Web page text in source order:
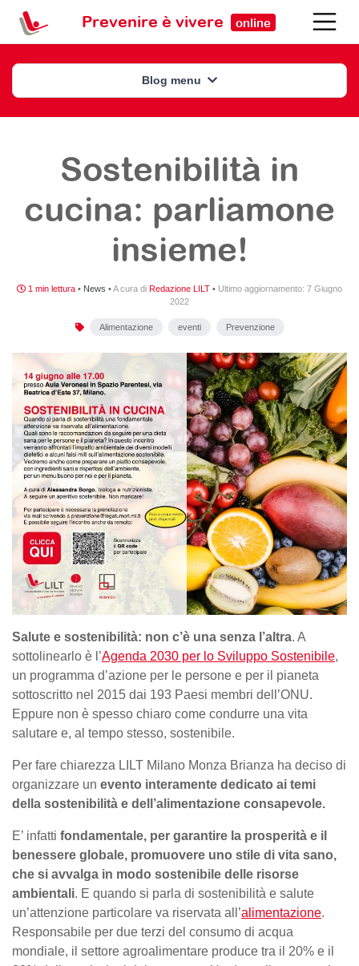
Prevenire è vivere online
Blog menu
Sostenibilità in
cucina: parliamone
insieme!
1 min lettura • News •A cura di Redazione LILT • Ultimo aggiornamento: 7 Giugno
2022
Alimentazione eventi Prevenzione
Salute e sostenibilità: non c’è una senza l’altra. A
sottolinearlo è l’Agenda 2030 per lo Sviluppo Sostenibile,
un programma d’azione per le persone e per il pianeta
sottoscritto nel 2015 dai 193 Paesi membri dell’ONU.
Eppure non è spesso chiaro come condurre una vita
salutare e, al tempo stesso, sostenibile.
Per fare chiarezza LILT Milano Monza Brianza ha deciso di
organizzare un evento interamente dedicato ai temi
della sostenibilità e dell’alimentazione consapevole.
E’ infatti fondamentale, per garantire la prosperità e il
benessere globale, promuovere uno stile di vita sano,
che si avvalga in modo sostenibile delle risorse
ambientali. E quando si parla di sostenibilità e salute
un’attenzione particolare va riservata all’alimentazione.
Responsabile per due terzi del consumo di acqua
mondiale, il settore agroalimentare produce tra il 20% e il